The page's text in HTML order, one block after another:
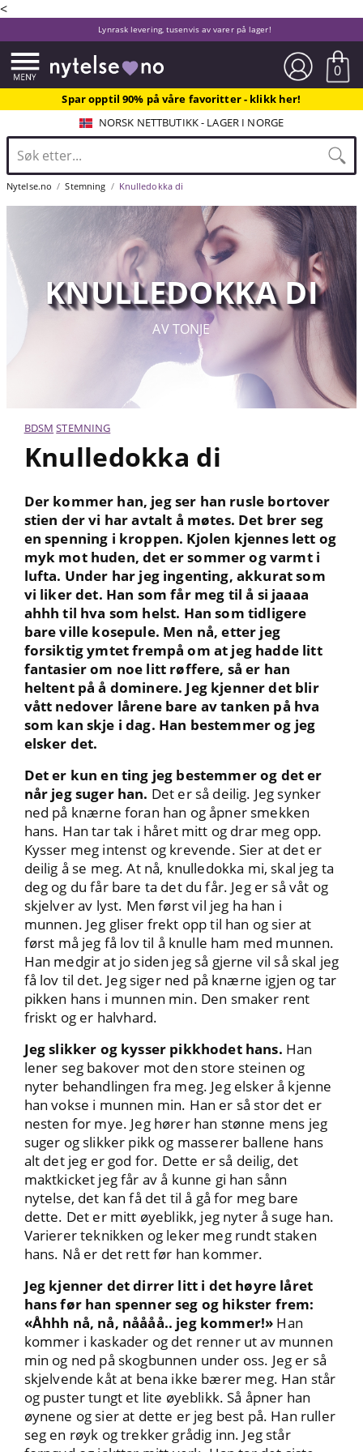
<
Lynrask levering, tusenvis av varer på lager!
0
Spar opptil 90% på våre favoritter - klikk her!
NORSK NETTBUTIKK - LAGER I NORGE
Nytelse.no Stemning Knulledokka di
KNULLEDOKKA DI
AV TONJE
BDSM STEMNING
Knulledokka di
Der kommer han, jeg ser han rusle bortover
stien der vi har avtalt å møtes. Det brer seg
en spenning i kroppen. Kjolen kjennes lett og
myk mot huden, det er sommer og varmt i
lufta. Under har jeg ingenting, akkurat som
vi liker det. Han som får meg til å si jaaaa
ahhh til hva som helst. Han som tidligere
bare ville kosepule. Men nå, etter jeg
forsiktig ymtet frempå om at jeg hadde litt
fantasier om noe litt røffere, så er han
heltent på å dominere. Jeg kjenner det blir
vått nedover lårene bare av tanken på hva
som kan skje i dag. Han bestemmer og jeg
elsker det.
Det er kun en ting jeg bestemmer og det er
når jeg suger han. Det er så deilig. Jeg synker
ned på knærne foran han og åpner smekken
hans. Han tar tak i håret mitt og drar meg opp.
Kysser meg intenst og krevende. Sier at det er
deilig å se meg. At nå, knulledokka mi, skal jeg ta
deg og du får bare ta det du får. Jeg er så våt og
skjelver av lyst. Men først vil jeg ha han i
munnen. Jeg gliser frekt opp til han og sier at
først må jeg få lov til å knulle ham med munnen.
Han medgir at jo siden jeg så gjerne vil så skal jeg
få lov til det. Jeg siger ned på knærne igjen og tar
pikken hans i munnen min. Den smaker rent
friskt og er halvhard.
Jeg slikker og kysser pikkhodet hans. Han
lener seg bakover mot den store steinen og
nyter behandlingen fra meg. Jeg elsker å kjenne
han vokse i munnen min. Han er så stor det er
nesten for mye. Jeg hører han stønne mens jeg
suger og slikker pikk og masserer ballene hans
alt det jeg er god for. Dette er så deilig, det
maktkicket jeg får av å kunne gi han sånn
nytelse, det kan få det til å gå for meg bare
dette. Det er mitt øyeblikk, jeg nyter å suge han.
Varierer teknikken og leker meg rundt staken
hans. Nå er det rett før han kommer.
Jeg kjenner det dirrer litt i det høyre låret
hans før han spenner seg og hikster frem:
«Åhhh nå, nå, nåååå.. jeg kommer!» Han
kommer i kaskader og det renner ut av munnen
min og ned på skogbunnen under oss. Jeg er så
skjelvende kåt at bena ikke bærer meg. Han står
og puster tungt et lite øyeblikk. Så åpner han
øynene og sier at dette er jeg best på. Han ruller
seg en røyk og trekker grådig inn. Jeg står